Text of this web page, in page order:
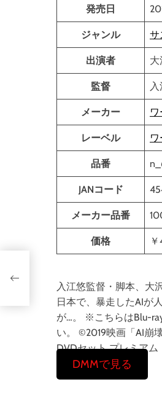
発売日
ジャンル サ
出演者
監督
メーカー
レーベル
品番
JANコード
メーカー品番
価格
入江悠監督・脚本、大
日本で、暴走したAIが
が…。 ※こちらはBlu-
い。 ©2019映画「AI崩
DVDセット プレミアム
DMMで見る